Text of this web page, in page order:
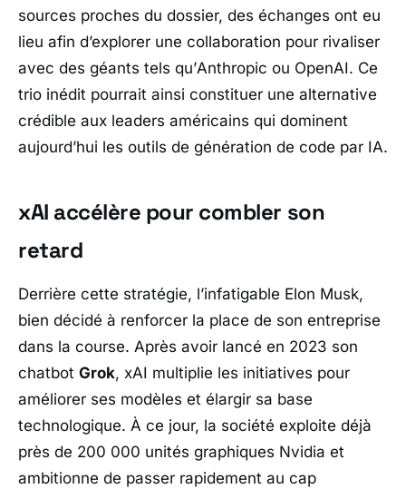
sources proches du dossier, des échanges ont eu
lieu afin d’explorer une collaboration pour rivaliser
avec des géants tels qu’Anthropic ou OpenAI. Ce
trio inédit pourrait ainsi constituer une alternative
crédible aux leaders américains qui dominent
aujourd’hui les outils de génération de code par IA.
xAI accélère pour combler son
retard
Derrière cette stratégie, l’infatigable Elon Musk,
bien décidé à renforcer la place de son entreprise
dans la course. Après avoir lancé en 2023 son
chatbot Grok, xAI multiplie les initiatives pour
améliorer ses modèles et élargir sa base
technologique. À ce jour, la société exploite déjà
près de 200 000 unités graphiques Nvidia et
ambitionne de passer rapidement au cap